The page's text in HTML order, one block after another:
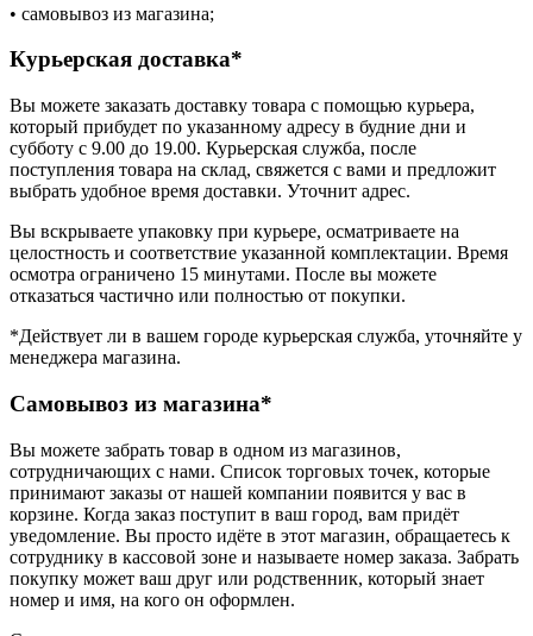
• самовывоз из магазина;
Курьерская доставка*
Вы можете заказать доставку товара с помощью курьера,
который прибудет по указанному адресу в будние дни и
субботу с 9.00 до 19.00. Курьерская служба, после
поступления товара на склад, свяжется с вами и предложит
выбрать удобное время доставки. Уточнит адрес.
Вы вскрываете упаковку при курьере, осматриваете на
целостность и соответствие указанной комплектации. Время
осмотра ограничено 15 минутами. После вы можете
отказаться частично или полностью от покупки.
*Действует ли в вашем городе курьерская служба, уточняйте у
менеджера магазина.
Самовывоз из магазина*
Вы можете забрать товар в одном из магазинов,
сотрудничающих с нами. Список торговых точек, которые
принимают заказы от нашей компании появится у вас в
корзине. Когда заказ поступит в ваш город, вам придёт
уведомление. Вы просто идёте в этот магазин, обращаетесь к
сотруднику в кассовой зоне и называете номер заказа. Забрать
покупку может ваш друг или родственник, который знает
номер и имя, на кого он оформлен.